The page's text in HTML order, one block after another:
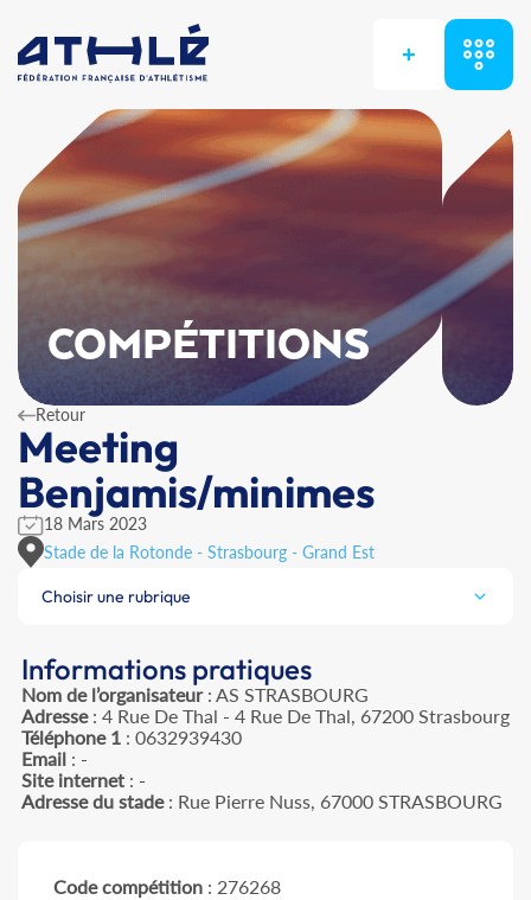
+
COMPÉTITIONS
Retour
Meeting
Benjamis/minimes
18 Mars 2023
Stade de la Rotonde - Strasbourg - Grand Est
Choisir une rubrique
Informations pratiques
Nom de l’organisateur: AS STRASBOURG
Adresse: 4 Rue De Thal - 4 Rue De Thal, 67200 Strasbourg
Téléphone 1 : 0632939430
Email : -
Site internet : -
Adresse du stade: Rue Pierre Nuss, 67000 STRASBOURG
Code compétition : 276268